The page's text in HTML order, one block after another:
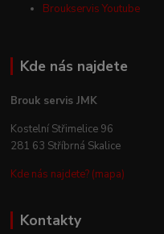
Broukservis Youtube
Kde nás najdete
Brouk servis JMK
Kostelní Střimelice 96
281 63 Stříbrná Skalice
Kde nás najdete? (mapa)
Kontakty